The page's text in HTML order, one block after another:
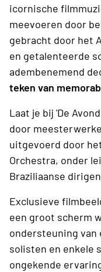
icornische
meevoeren door
gebracht door het
en getalenteerde
adembenemend
teken van
Laat je bij 'De
door
uitgevoerd door
Orchestra, onder
Braziliaanse
Exclusieve
een groot scherm
ondersteuning van
solisten en enkele
ongekende